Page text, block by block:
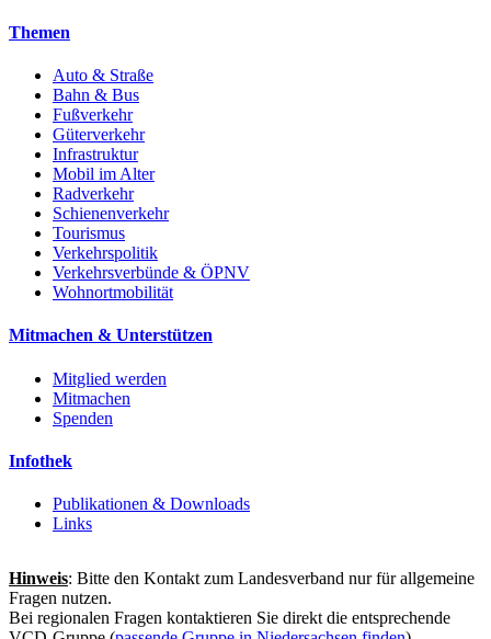
Themen
Auto & Straße
Bahn & Bus
Fußverkehr
Güterverkehr
Infrastruktur
Mobil im Alter
Radverkehr
Schienenverkehr
Tourismus
Verkehrspolitik
Verkehrsverbünde & ÖPNV
Wohnortmobilität
Mitmachen & Unterstützen
Mitglied werden
Mitmachen
Spenden
Infothek
Publikationen & Downloads
Links
Hinweis: Bitte den Kontakt zum Landesverband nur für allgemeine
Fragen nutzen.
Bei regionalen Fragen kontaktieren Sie direkt die entsprechende